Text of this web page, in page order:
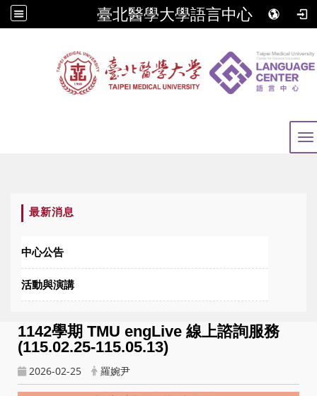
臺北醫學大學語言中心
最新消息
中心公告
活動與演講
1142學期 TMU engLive 線上諮詢服務
(115.02.25-115.05.13)
2026-02-25 羅婉尹